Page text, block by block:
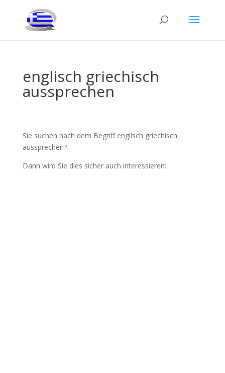
englisch griechisch
aussprechen
Sie suchen nach dem Begriff englisch griechisch
aussprechen?
Dann wird Sie dies sicher auch interessieren: